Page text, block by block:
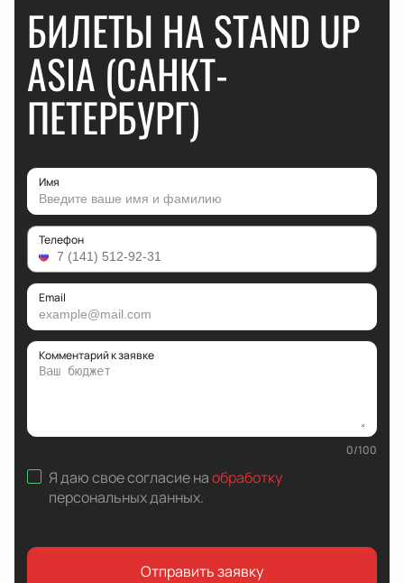
БИЛЕТЫ НА STAND UP
ASIA (САНКТ-
ПЕТЕРБУРГ)
Имя
Телефон
Email
Комментарий к заявке
0/100
Я даю свое согласие наобработку
персональных данных.
Отправить заявку